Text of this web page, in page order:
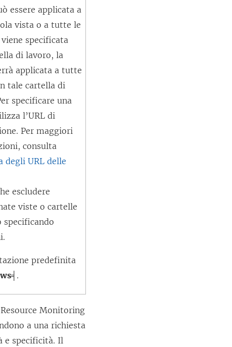
essere applicata a
vista o a tutte le
viene specificata
di lavoro, la
applicata a tutte
tale cartella di
specificare una
l’URL di
Per maggiori
consulta
degli URL delle
escludere
viste o cartelle
specificando
predefinita
.
Resource Monitoring
a una richiesta
e specificità. Il